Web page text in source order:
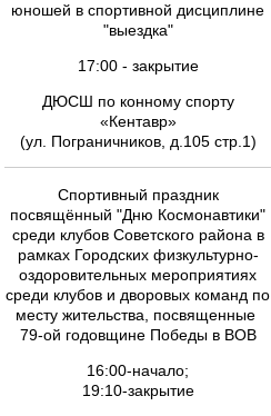
юношей в спортивной дисциплине
"выездка"
17:00 - закрытие
ДЮСШ по конному спорту
«Кентавр»
(ул. Пограничников, д.105 стр.1)
Спортивный праздник
посвящённый "Дню Космонавтики"
среди клубов Советского района в
рамках Городских физкультурно-
оздоровительных мероприятиях
среди клубов и дворовых команд по
месту жительства, посвященные
79-ой годовщине Победы в ВОВ
16:00-начало;
19:10-закрытие